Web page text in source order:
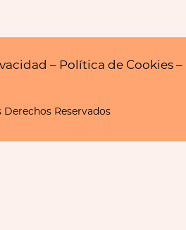
– Política de Cookies –
Derechos Reservados